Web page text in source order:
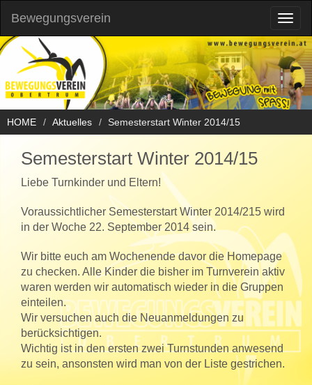
Bewegungsverein
HOME Aktuelles Semesterstart Winter 2014/15
Semesterstart Winter 2014/15
Liebe Turnkinder und Eltern!
Voraussichtlicher Semesterstart Winter 2014/215 wird
in der Woche 22. September 2014 sein.
Wir bitte euch am Wochenende davor die Homepage
zu checken. Alle Kinder die bisher im Turnverein aktiv
waren werden wir automatisch wieder in die Gruppen
einteilen.
Wir versuchen auch die Neuanmeldungen zu
berücksichtigen.
Wichtig ist in den ersten zwei Turnstunden anwesend
zu sein, ansonsten wird man von der Liste gestrichen.